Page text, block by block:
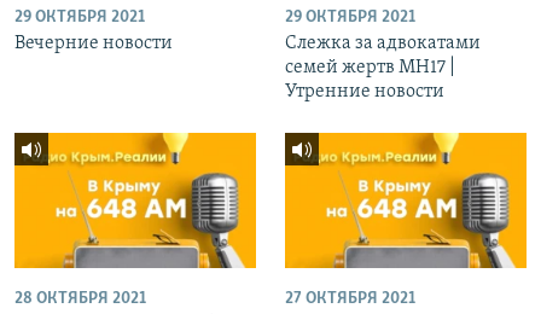
29 ОКТЯБРЯ 2021
Вечерние новости
29 ОКТЯБРЯ 2021
Слежка за адвокатами
семей жертв МН17 |
Утренние новости
28 ОКТЯБРЯ 2021 27 ОКТЯБРЯ 2021